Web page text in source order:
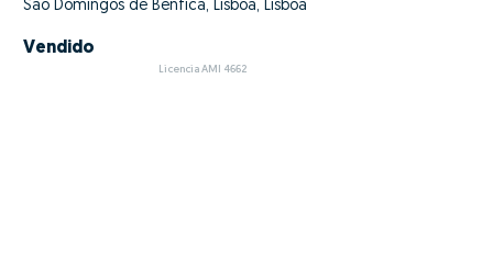
São Domingos de Benfica, Lisboa, Lisboa
Vendido
Licencia AMI 4662